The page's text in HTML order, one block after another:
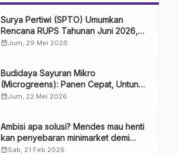
Surya Pertiwi (SPTO) Umumkan
Rencana RUPS Tahunan Juni 2026,
Bahas Penggunaan Laba Hingga
calendar_monthJum, 29 Mei 2026
Budidaya Sayuran Mikro
(Microgreens): Panen Cepat, Untung
Besar
calendar_monthJum, 22 Mei 2026
Ambisi apa solusi? Mendes mau henti
kan penyebaran minimarket demi
kopdes.
calendar_monthSab, 21 Feb 2026